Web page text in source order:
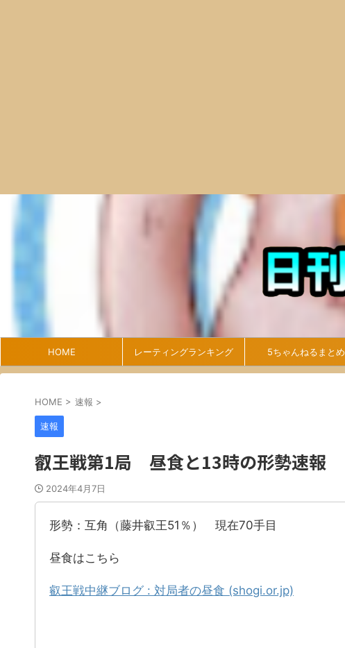
HOME レーティングランキング 5ちゃんねるまとめ
HOME > 速報 >
速報
叡王戦第1局 昼食と13時の形勢速報
2024年4月7日
形勢：互角（藤井叡王51％） 現在70手目
昼食はこちら
叡王戦中継ブログ : 対局者の昼食 (shogi.or.jp)